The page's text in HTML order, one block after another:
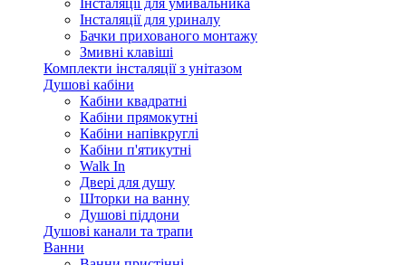
Інсталяції для умивальника
Інсталяції для уриналу
Бачки прихованого монтажу
Змивні клавіші
Комплекти інсталяції з унітазом
Душові кабіни
Кабіни квадратні
Кабіни прямокутні
Кабіни напівкруглі
Кабіни п'ятикутні
Walk In
Двері для душу
Шторки на ванну
Душові піддони
Душові канали та трапи
Ванни